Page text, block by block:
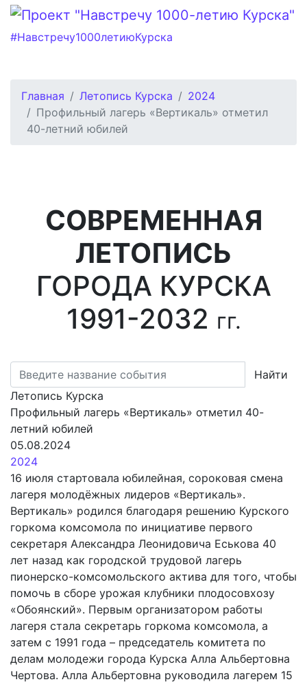
#Навстречу1000летиюКурска
Главная Летопись Курска
2024
Профильный лагерь «Вертикаль» отметил
40-летний юбилей
СОВРЕМЕННАЯ
ЛЕТОПИСЬ
ГОРОДА КУРСКА
1991-2032 гг.
Найти
Летопись Курска
Профильный лагерь «Вертикаль» отметил 40-
летний юбилей
05.08.2024
2024
16 июля стартовала юбилейная, сороковая смена
лагеря молодёжных лидеров «Вертикаль».
Вертикаль» родился благодаря решению Курского
горкома комсомола по инициативе первого
секретаря Александра Леонидовича Еськова 40
лет назад как городской трудовой лагерь
пионерско-комсомольского актива для того, чтобы
помочь в сборе урожая клубники плодосовхозу
«Обоянский». Первым организатором работы
лагеря стала секретарь горкома комсомола, а
затем с 1991 года – председатель комитета по
делам молодежи города Курска Алла Альбертовна
Чертова. Алла Альбертовна руководила лагерем 15